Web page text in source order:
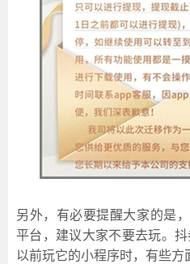
另外，有必要提醒大家的是
平台，建议大家不要去玩。抖
以前玩它的小程序时，有些方